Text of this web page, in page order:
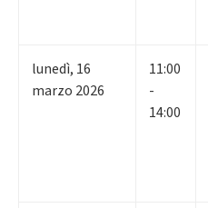
lunedì, 16
marzo 2026
11:00
-
14:00